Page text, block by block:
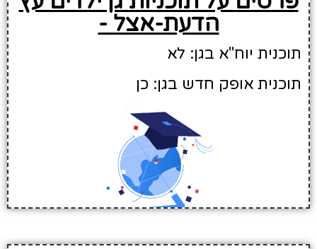
הדעת-אצל -
תוכנית יוח"א בגן: לא
תוכנית אופק חדש בגן: כן